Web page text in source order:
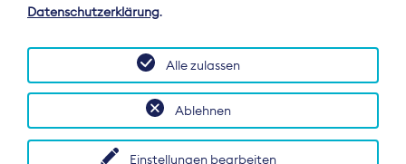
Spitzenorganisation die Interessen der
Deutschland und auf EU-Ebene.
Datenschutzerklärung.
Einstellungen bearbeiten
Ablehnen
Alle zulassen